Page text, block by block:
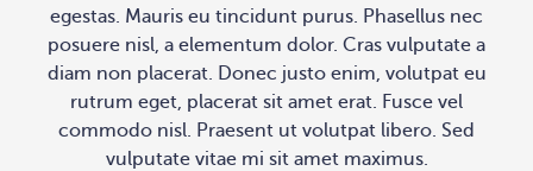
egestas. Mauris eu tincidunt purus. Phasellus nec
posuere nisl, a elementum dolor. Cras vulputate a
diam non placerat. Donec justo enim, volutpat eu
rutrum eget, placerat sit amet erat. Fusce vel
commodo nisl. Praesent ut volutpat libero. Sed
vulputate vitae mi sit amet maximus.